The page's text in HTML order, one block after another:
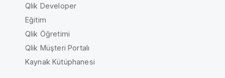
Qlik Developer
Eğitim
Qlik Öğretimi
Qlik Müşteri Portalı
Kaynak Kütüphanesi